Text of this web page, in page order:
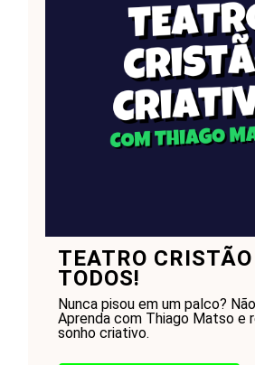
TEATRO
TODOS!
Nunca pisou em um palco?
Aprenda com Thiago Matso e
sonho criativo.